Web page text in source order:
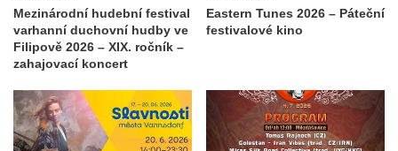
Mezinárodní hudební festival
varhanní duchovní hudby ve
Filipově 2026 – XIX. ročník –
zahajovací koncert
Eastern Tunes 2026 – Páteční
festivalové kino